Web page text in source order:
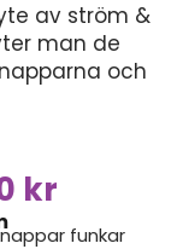
av ström &
man de
och
kr
funkar